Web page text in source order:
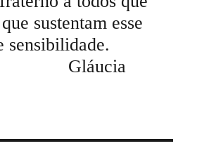
sustentam esse
sensibilidade.